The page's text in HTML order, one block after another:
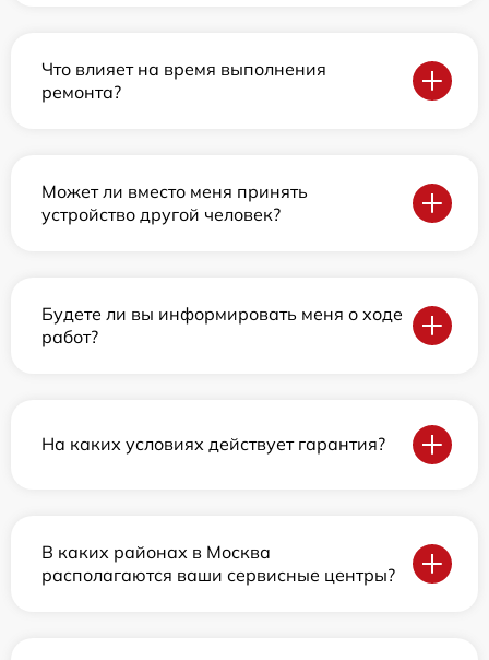
Что влияет на время выполнения
ремонта?
Может ли вместо меня принять
устройство другой человек?
Будете ли вы информировать меня о ходе
работ?
На каких условиях действует гарантия?
В каких районах в Москва
располагаются ваши сервисные центры?